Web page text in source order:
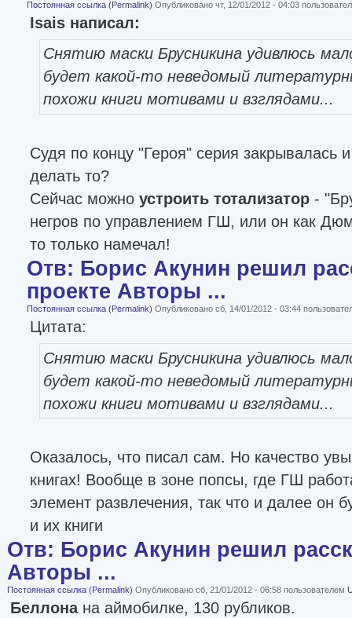
Постоянная ссылка (Permalink) Опубликовано чт, 12/01/2012 - 04:03
Isais написал:
Снятию маски Брусникина удивлюсь
будет какой-то неведомый
похожи книги мотивами и взглядами...
Судя по концу "Героя" серия закрывалась
делать то?
Сейчас можно устроить тотализатор -
негров по управлением ГШ, или он как
то только намечал!
Отв: Борис Акунин решил
проекте Авторы ...
Постоянная ссылка (Permalink) Опубликовано сб, 14/01/2012 - 03:44
Цитата:
Снятию маски Брусникина удивлюсь
будет какой-то неведомый
похожи книги мотивами и взглядами...
Оказалось, что писал сам. Но качество
книгах! Вообще в зоне попсы, где ГШ
элемент развлечения, так что и далее он
и их книги
Отв: Борис Акунин решил
Авторы ...
Постоянная ссылка (Permalink) Опубликовано сб, 21/01/2012 - 06:58 пользователем
Беллонана аймобилке, 130 рубликов.